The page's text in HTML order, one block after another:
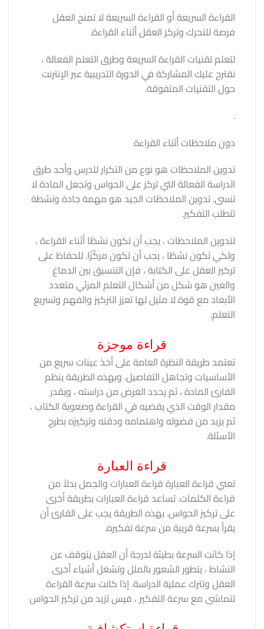
القراءة السريعة أو القراءة السريعة لا تمنح العقل
فرصة للتحرك وتركز العقل أثناء القراءة.
لتعلم تقنيات القراءة السريعة وطرق التعلم الفعالة ،
نقترح عليك المشاركة في الدورة التدريبية عبر الإنترنت
حول التقنيات المتفوقة.
دون ملاحظات أثناء القراءة
تدوين الملاحظات هو نوع من التكرار للدرس وأحد طرق
الدراسة الفعالة التي تركز على الحواس وتجعل المادة لا
تنسى. تدوين الملاحظات الجيد هو مهمة جادة ونشطة
تتطلب التفكير.
لتدوين الملاحظات ، يجب أن تكون نشطًا أثناء القراءة ،
ولكي تكون نشطًا ، يجب أن تكون مركّزًا. للحفاظ على
تركيز العقل على الكتابة ، فإن التنسيق بين الدماغ
والعين هو شكل من أشكال التعلم المرئي متعدد
الأبعاد مع قوة لا مثيل لها تعزز التركيز والفهم وتسريع
التعلم.
قراءة موجزة
تعتمد طريقة النظرة العامة على أخذ عينات سريع من
الأساسيات وتجاهل التفاصيل. وبهذه الطريقة ينظم
القارئ المادة ، ثم يحدد الغرض من دراسته ، ويقدر
مقدار الوقت الذي يقضيه في القراءة وصعوبة الكتاب ،
ثم يزيد من فضوله واهتمامه ودقته وتركيزه بطرح
الأسئلة.
قراءة العبارة
تعني قراءة العبارة قراءة العبارات والجمل بدلاً من
قراءة الكلمات. تساعد قراءة العبارات بطريقة أخرى
على تركيز الحواس. بهذه الطريقة يجب على القارئ أن
يقرأ بسرعة قريبة من سرعة تفكيره.
إذا كانت السرعة بطيئة لدرجة أن العقل يتوقف عن
النشاط ، يتطور الشعور بالملل وتشغل أشياء أخرى
العقل وتترك عملية الدراسة. إذا كانت سرعة القراءة
تتماشى مع سرعة التفكير ، فيس تزيد من تركيز الحواس